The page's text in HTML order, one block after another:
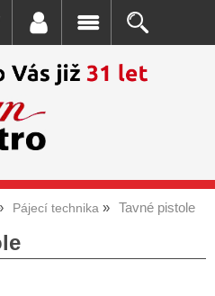
Pájecí technika Tavné pistole